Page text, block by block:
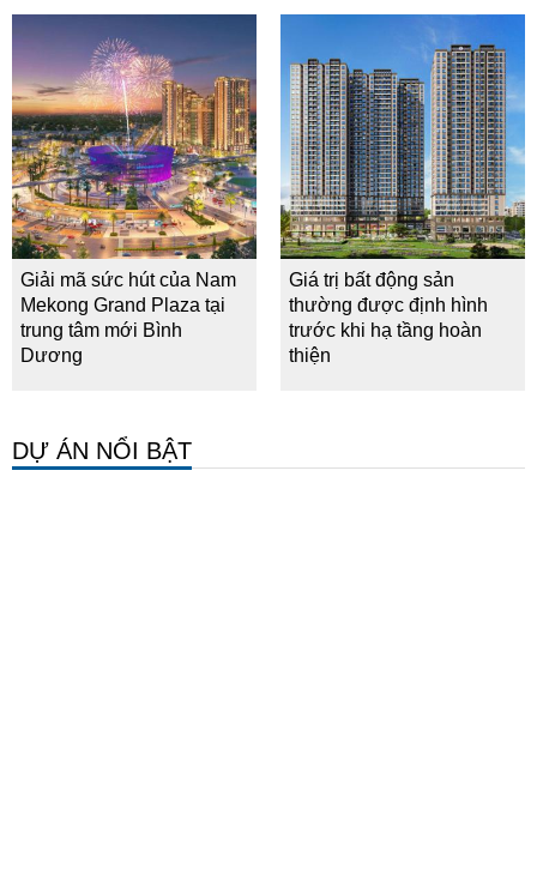
Giải mã sức hút của Nam
Mekong Grand Plaza tại
trung tâm mới Bình
Dương
Giá trị bất động sản
thường được định hình
trước khi hạ tầng hoàn
thiện
DỰ ÁN NỔI BẬT